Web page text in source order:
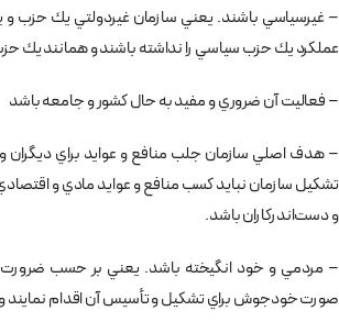
– غيرسياسي باشند. يعني سازمان غيردولتي يك حزب
عملكرد يك حزب سياسي را نداشته باشند و همانند يك
– فعاليت آن ضروري و مفيد به حال كشور و جامعه باشد
– هدف اصلي سازمان جلب منافع و عوايد براي ديگران
تشكيل سازمان نبايد كسب منافع و عوايد مادي و اقتصادي
و دست‌اندركاران باشد.
– مردمي و خود انگيخته باشد. يعني بر حسب ضرورت
صورت خودجوش براي تشكيل و تأسيس آن اقدام نمايند و